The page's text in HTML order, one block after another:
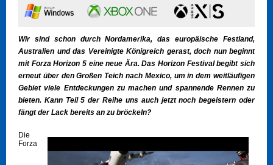
Wir sind schon durch Nordamerika, das europäische Festland,
Australien und das Vereinigte Königreich gerast, doch nun beginnt
mit Forza Horizon 5 eine neue Ära. Das Horizon Festival begibt sich
erneut über den Großen Teich nach Mexico, um in dem weitläufigen
Gebiet viele Entdeckungen zu machen und spannende Rennen zu
bieten. Kann Teil 5 der Reihe uns auch jetzt noch begeistern oder
fängt der Lack bereits an zu bröckeln?
Die
Forza